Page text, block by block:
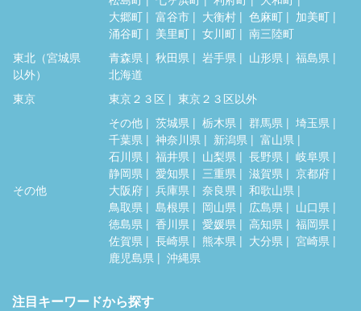
大郷町
富谷市 大衡村 色麻町
加美町
涌谷町
美里町 女川町
南三陸町
東北（宮城県
以外）
青森県 秋田県 岩手県 山形県
福島県
北海道
東京
東京２３区 東京２３区以外
その他
その他 茨城県 栃木県 群馬県
埼玉県
千葉県
神奈川県 新潟県
富山県
石川県
福井県 山梨県 長野県
岐阜県
静岡県
愛知県 三重県 滋賀県
京都府
大阪府
兵庫県 奈良県
和歌山県
鳥取県
島根県 岡山県 広島県
山口県
徳島県
香川県 愛媛県 高知県
福岡県
佐賀県
長崎県 熊本県 大分県
宮崎県
鹿児島県
沖縄県
注目キーワードから探す